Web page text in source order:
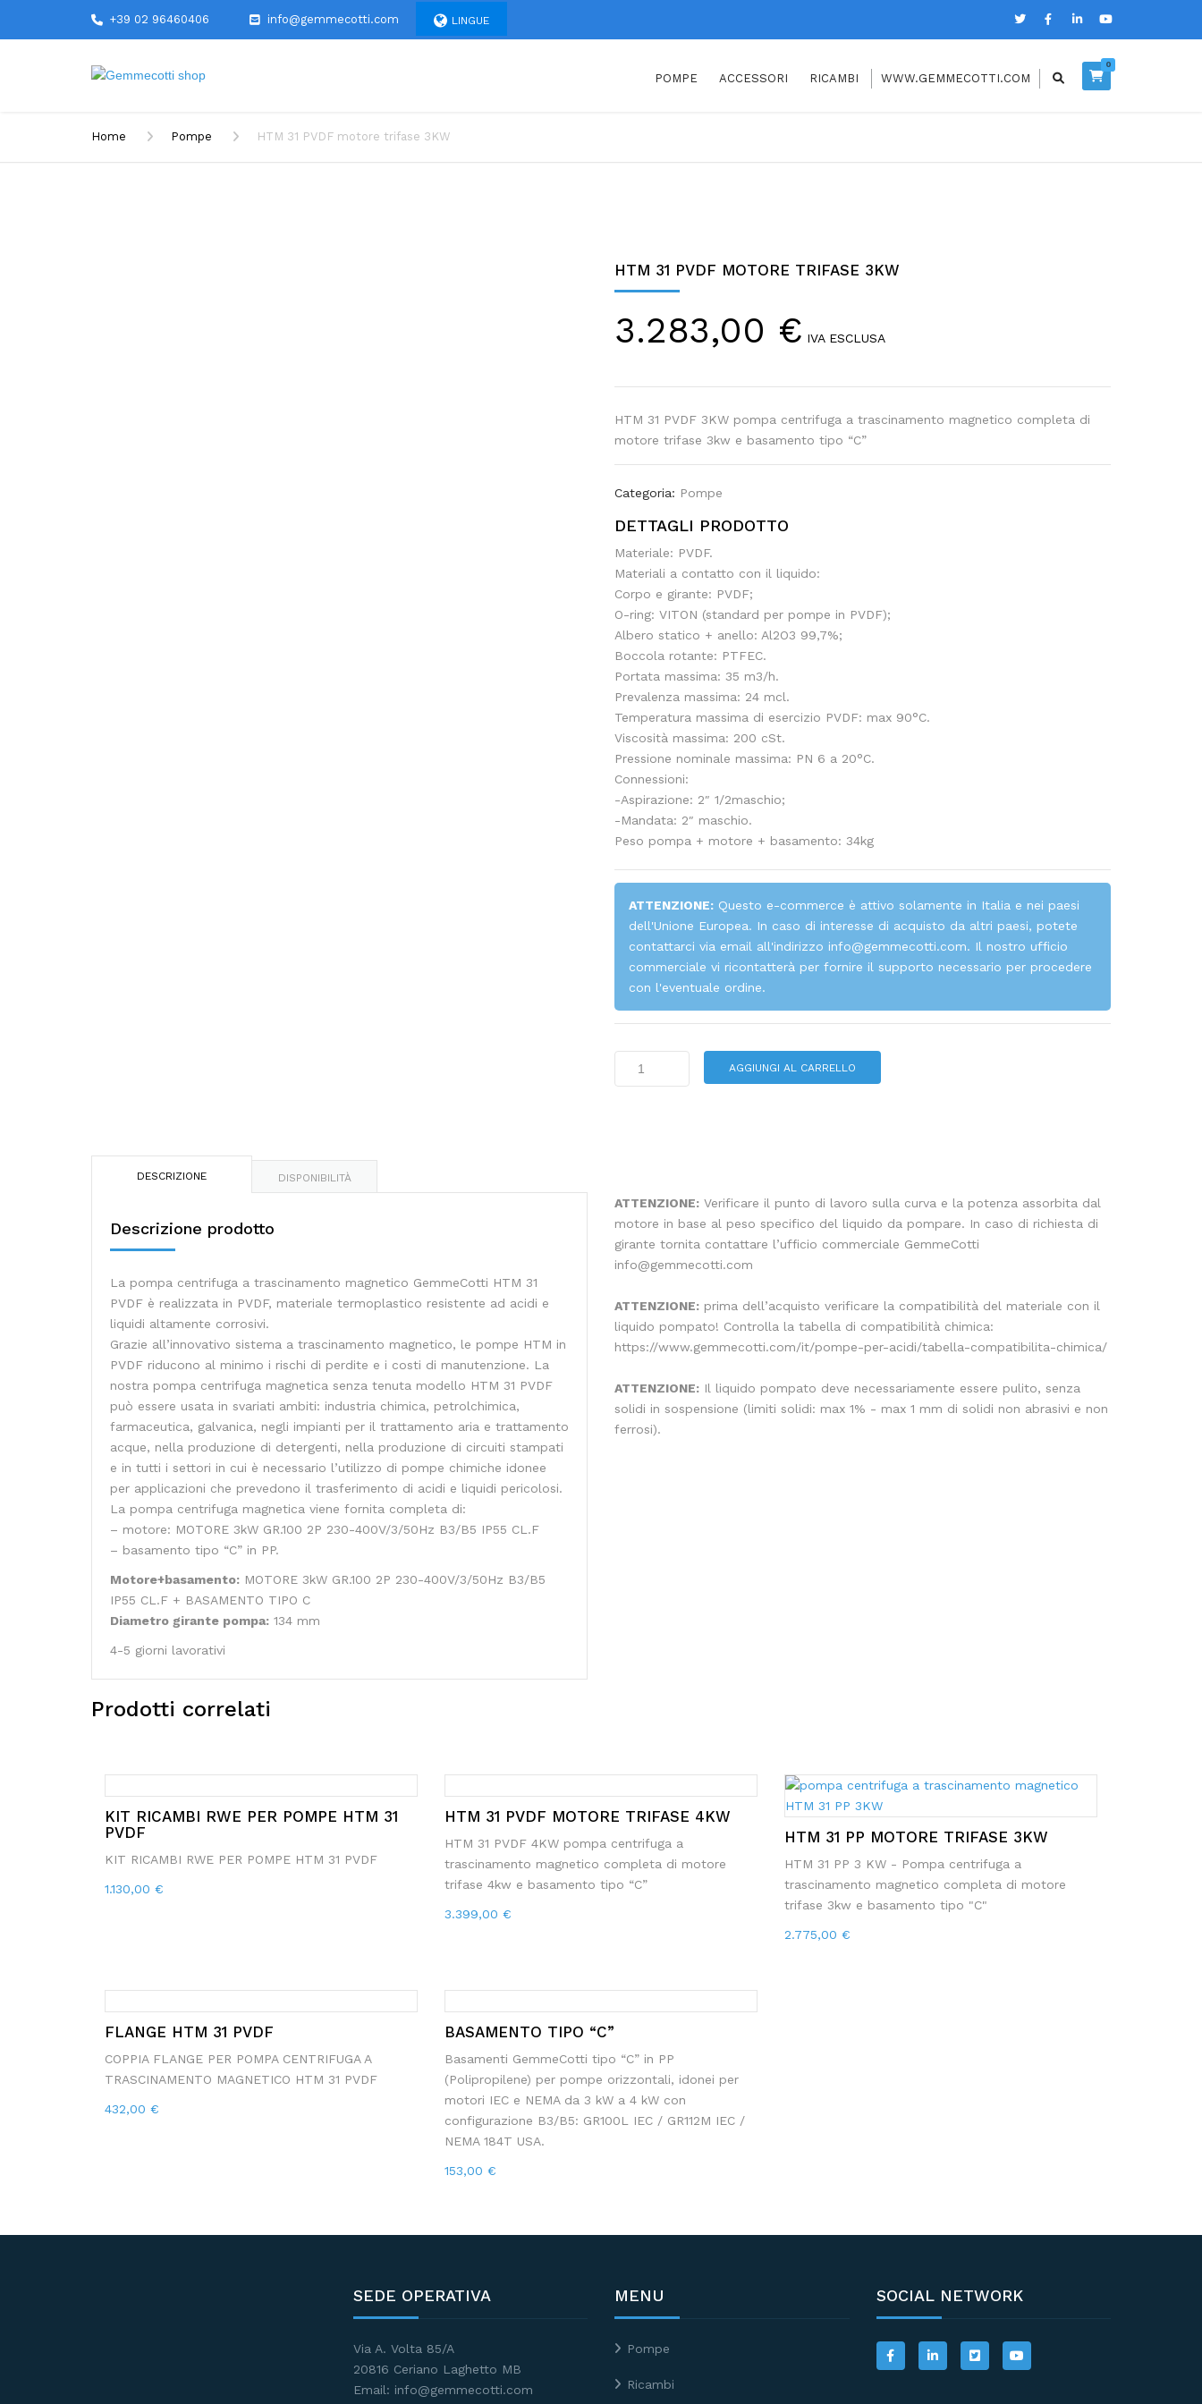
+39 02 96460406 info@gemmecotti.com LINGUE
POMPE ACCESSORI RICAMBI WWW.GEMMECOTTI.COM
0
Home Pompe HTM 31 PVDF motore trifase 3KW
HTM 31 PVDF MOTORE TRIFASE 3KW
3.283,00 € IVA ESCLUSA
HTM 31 PVDF 3KW pompa centrifuga a trascinamento magnetico completa di
motore trifase 3kw e basamento tipo “C”
Categoria: Pompe
DETTAGLI PRODOTTO
Materiale: PVDF.
Materiali a contatto con il liquido:
Corpo e girante: PVDF;
O-ring: VITON (standard per pompe in PVDF);
Albero statico + anello: Al2O3 99,7%;
Boccola rotante: PTFEC.
Portata massima: 35 m3/h.
Prevalenza massima: 24 mcl.
Temperatura massima di esercizio PVDF: max 90°C.
Viscosità massima: 200 cSt.
Pressione nominale massima: PN 6 a 20°C.
Connessioni:
-Aspirazione: 2″ 1/2maschio;
-Mandata: 2″ maschio.
Peso pompa + motore + basamento: 34kg
ATTENZIONE: Questo e-commerce è attivo solamente in Italia e nei paesi
dell'Unione Europea. In caso di interesse di acquisto da altri paesi, potete
contattarci via email all'indirizzo info@gemmecotti.com. Il nostro ufficio
commerciale vi ricontatterà per fornire il supporto necessario per procedere
con l'eventuale ordine.
HTM
quantità
AGGIUNGI AL CARRELLO
DESCRIZIONE DISPONIBILITÀ
Descrizione prodotto
La pompa centrifuga a trascinamento magnetico GemmeCotti HTM 31
PVDF è realizzata in PVDF, materiale termoplastico resistente ad acidi e
liquidi altamente corrosivi.
Grazie all’innovativo sistema a trascinamento magnetico, le pompe HTM in
PVDF riducono al minimo i rischi di perdite e i costi di manutenzione. La
nostra pompa centrifuga magnetica senza tenuta modello HTM 31 PVDF
può essere usata in svariati ambiti: industria chimica, petrolchimica,
farmaceutica, galvanica, negli impianti per il trattamento aria e trattamento
acque, nella produzione di detergenti, nella produzione di circuiti stampati
e in tutti i settori in cui è necessario l’utilizzo di pompe chimiche idonee
per applicazioni che prevedono il trasferimento di acidi e liquidi pericolosi.
La pompa centrifuga magnetica viene fornita completa di:
– motore: MOTORE 3kW GR.100 2P 230-400V/3/50Hz B3/B5 IP55 CL.F
– basamento tipo “C” in PP.
Motore+basamento: MOTORE 3kW GR.100 2P 230-400V/3/50Hz B3/B5
IP55 CL.F + BASAMENTO TIPO C
Diametro girante pompa: 134 mm
4-5 giorni lavorativi
ATTENZIONE: Verificare il punto di lavoro sulla curva e la potenza assorbita dal
motore in base al peso specifico del liquido da pompare. In caso di richiesta di
girante tornita contattare l’ufficio commerciale GemmeCotti
info@gemmecotti.com
ATTENZIONE: prima dell’acquisto verificare la compatibilità del materiale con il
liquido pompato! Controlla la tabella di compatibilità chimica:
https://www.gemmecotti.com/it/pompe-per-acidi/tabella-compatibilita-chimica/
ATTENZIONE: Il liquido pompato deve necessariamente essere pulito, senza
solidi in sospensione (limiti solidi: max 1% - max 1 mm di solidi non abrasivi e non
ferrosi).
Prodotti correlati
KIT RICAMBI RWE PER POMPE HTM 31
PVDF
KIT RICAMBI RWE PER POMPE HTM 31 PVDF
1.130,00 €
HTM 31 PVDF MOTORE TRIFASE 4KW
HTM 31 PVDF 4KW pompa centrifuga a
trascinamento magnetico completa di motore
trifase 4kw e basamento tipo “C”
3.399,00 €
HTM 31 PP MOTORE TRIFASE 3KW
HTM 31 PP 3 KW - Pompa centrifuga a
trascinamento magnetico completa di motore
trifase 3kw e basamento tipo "C"
2.775,00 €
FLANGE HTM 31 PVDF
COPPIA FLANGE PER POMPA CENTRIFUGA A
TRASCINAMENTO MAGNETICO HTM 31 PVDF
432,00 €
BASAMENTO TIPO “C”
Basamenti GemmeCotti tipo “C” in PP
(Polipropilene) per pompe orizzontali, idonei per
motori IEC e NEMA da 3 kW a 4 kW con
configurazione B3/B5: GR100L IEC / GR112M IEC /
NEMA 184T USA.
153,00 €
SEDE OPERATIVA
Via A. Volta 85/A
20816 Ceriano Laghetto MB
Email: info@gemmecotti.com
MENU
Pompe
Ricambi
SOCIAL NETWORK